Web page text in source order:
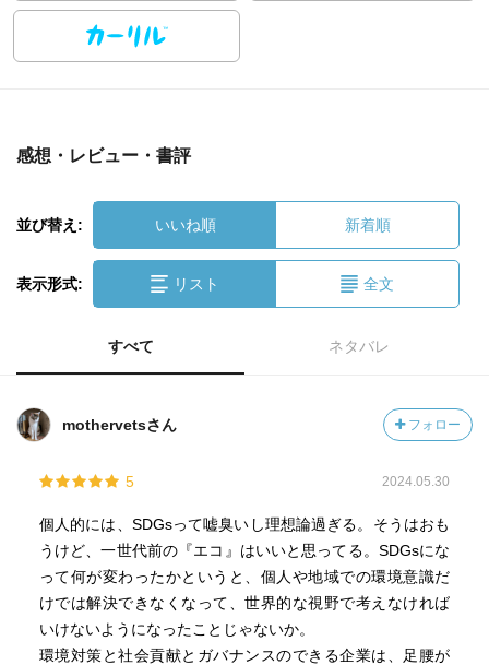
感想・レビュー・書評
並び替え: いいね順 新着順
表示形式: リスト 全文
すべて ネタバレ
mothervetsさん フォロー
5 2024.05.30
個人的には、SDGsって嘘臭いし理想論過ぎる。そうはおも
うけど、一世代前の『エコ』はいいと思ってる。SDGsにな
って何が変わったかというと、個人や地域での環境意識だ
けでは解決できなくなって、世界的な視野で考えなければ
いけないようになったことじゃないか。
環境対策と社会貢献とガバナンスのできる企業は、足腰が